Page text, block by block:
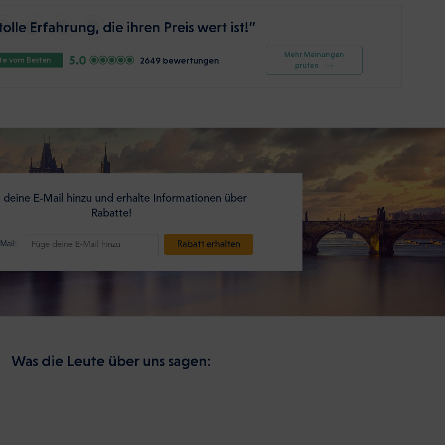
Erfahrung, die ihren Preis wert ist!”
vom Besten 5.0 2649 bewertungen
Mehr Meinungen
prüfen
deine E-Mail hinzu und erhalte Informationen über
Rabatte!
Rabatt erhalten
Was die Leute über uns sagen: